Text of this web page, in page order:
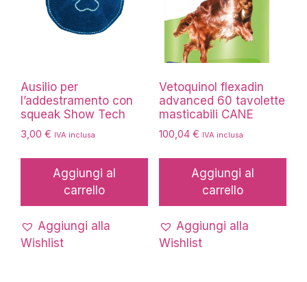
Ausilio per
l’addestramento con
squeak Show Tech
3,00 € IVA inclusa
Aggiungi al
carrello
Aggiungi alla
Wishlist
Vetoquinol flexadin
advanced 60 tavolette
masticabili CANE
100,04 € IVA inclusa
Aggiungi al
carrello
Aggiungi alla
Wishlist